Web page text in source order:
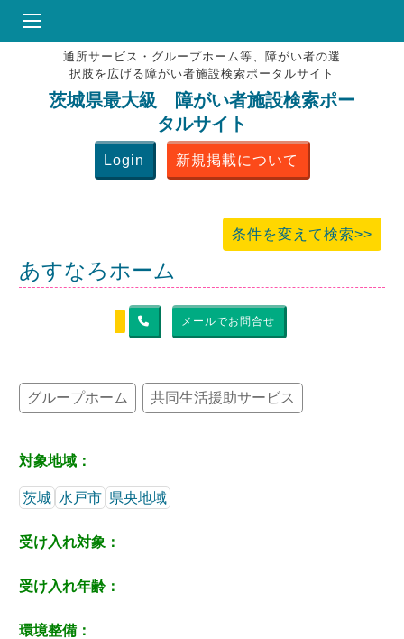
HOME
♥お気にりブックマーク
掲載会員MENU
よくある質問
通所サービス・グループホーム等、障がい者の選
択肢を広げる障がい者施設検索ポータルサイト
茨城県最大級 障がい者施設検索ポー
タルサイト
Login 新規掲載について
条件を変えて検索>>
あすなろホーム
メールでお問合せ
グループホーム 共同生活援助サービス
対象地域：
茨城 水戸市 県央地域
受け入れ対象：
受け入れ年齢：
環境整備：